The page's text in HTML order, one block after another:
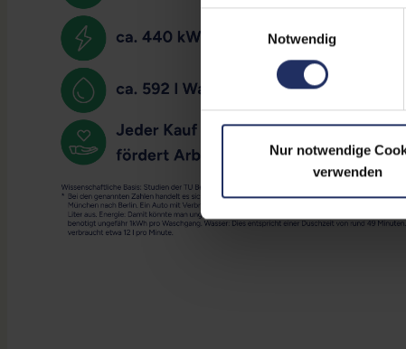
Notwendig
Nur notwendige
verwenden